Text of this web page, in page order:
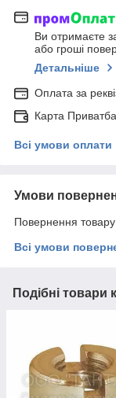
Ви отримаєте
або гроші
Детальніше
Оплата за
Карта
Всі умови оплати
Умови
Повернення
Всі умови
Подібні товари